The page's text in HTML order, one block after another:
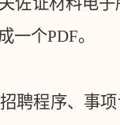
一个PDF。
聘程序、事